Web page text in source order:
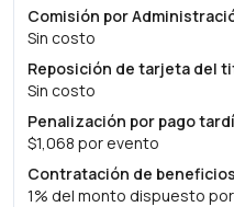
Comisión por
Sin costo
Reposición de tarjeta del
Sin costo
Penalización por pago
$1,068 por evento
Contratación de
1% del monto dispuesto